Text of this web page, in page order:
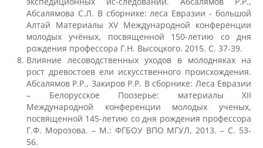
Подразделения
Документы
Федеральные документы
Абсалямова С.Л. В сборнике: леса Евразии - большой
Алтай Материалы XV Международной конференции
молодых учёных, посвященной 150-летию со дня
рождения профессора Г.Н. Высоцкого. 2015. С. 37-39.
Влияние лесоводственных уходов в молодняках на
рост древостоев ели искусственного происхождения.
Абсалямов Р.Р., Закиров Р.Р. В сборнике: Леса Евразии
– Белорусское Поозерье: материалы XII
Международной конференции молодых ученых,
посвященной 145-летию со дня рождения профессора
Г.Ф. Морозова. – М.: ФГБОУ ВПО МГУЛ, 2013. – С. 53-
56.